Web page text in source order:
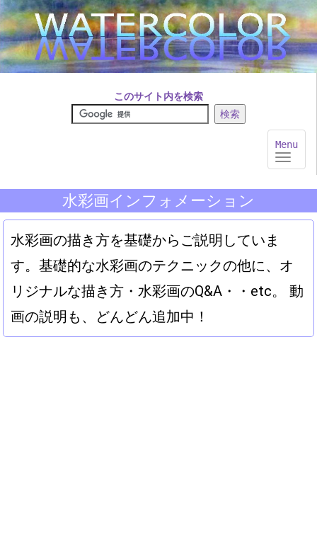
このサイト内を検索
Toggle
Menu
水彩画インフォメーション
水彩画の描き方を基礎からご説明していま
す。基礎的な水彩画のテクニックの他に、オ
リジナルな描き方・水彩画のQ&A・・etc。 動
画の説明も、どんどん追加中！